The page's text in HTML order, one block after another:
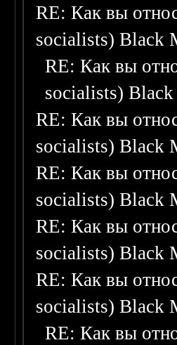
RE: Как вы
socialists) Black
RE: Как вы
socialists)
RE: Как вы
socialists) Black
RE: Как вы
socialists) Black
RE: Как вы
socialists) Black
RE: Как вы
socialists) Black
RE: Как вы